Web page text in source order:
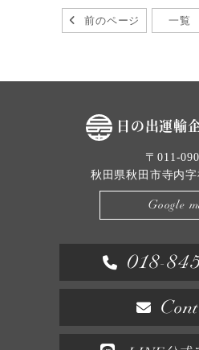
前のページ 一覧
日の出運輸
〒011-
秋田県秋田市寺内
Google
018-